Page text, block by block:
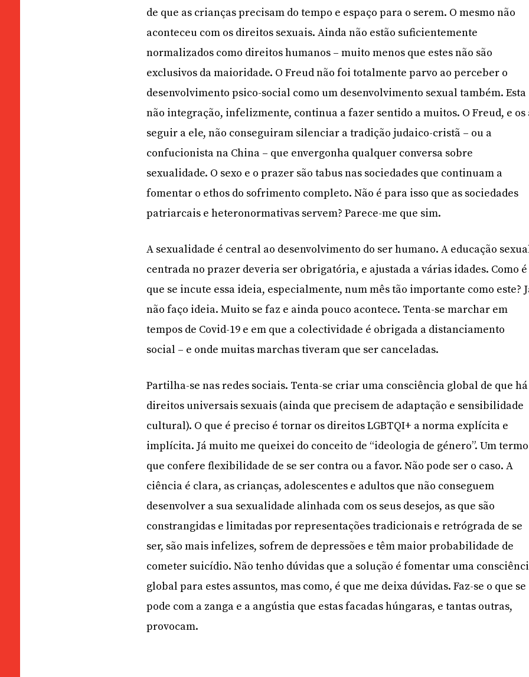
de que as crianças precisam do tempo e espaço para o serem. O mesmo não
aconteceu com os direitos sexuais. Ainda não estão suficientemente
normalizados como direitos humanos – muito menos que estes não são
exclusivos da maioridade. O Freud não foi totalmente parvo ao perceber o
desenvolvimento psico-social como um desenvolvimento sexual também. Esta
não integração, infelizmente, continua a fazer sentido a muitos. O Freud, e os
seguir a ele, não conseguiram silenciar a tradição judaico-cristã – ou a
confucionista na China – que envergonha qualquer conversa sobre
sexualidade. O sexo e o prazer são tabus nas sociedades que continuam a
fomentar o ethos do sofrimento completo. Não é para isso que as sociedades
patriarcais e heteronormativas servem? Parece-me que sim.
A sexualidade é central ao desenvolvimento do ser humano. A educação
centrada no prazer deveria ser obrigatória, e ajustada a várias idades. Como é
que se incute essa ideia, especialmente, num mês tão importante como este?
não faço ideia. Muito se faz e ainda pouco acontece. Tenta-se marchar em
tempos de Covid-19 e em que a colectividade é obrigada a distanciamento
social – e onde muitas marchas tiveram que ser canceladas.
Partilha-se nas redes sociais. Tenta-se criar uma consciência global de que há
direitos universais sexuais (ainda que precisem de adaptação e sensibilidade
cultural). O que é preciso é tornar os direitos LGBTQI+ a norma explícita e
implícita. Já muito me queixei do conceito de “ideologia de género”. Um termo
que confere flexibilidade de se ser contra ou a favor. Não pode ser o caso. A
ciência é clara, as crianças, adolescentes e adultos que não conseguem
desenvolver a sua sexualidade alinhada com os seus desejos, as que são
constrangidas e limitadas por representações tradicionais e retrógrada de se
ser, são mais infelizes, sofrem de depressões e têm maior probabilidade de
cometer suicídio. Não tenho dúvidas que a solução é fomentar uma
global para estes assuntos, mas como, é que me deixa dúvidas. Faz-se o que se
pode com a zanga e a angústia que estas facadas húngaras, e tantas outras,
provocam.